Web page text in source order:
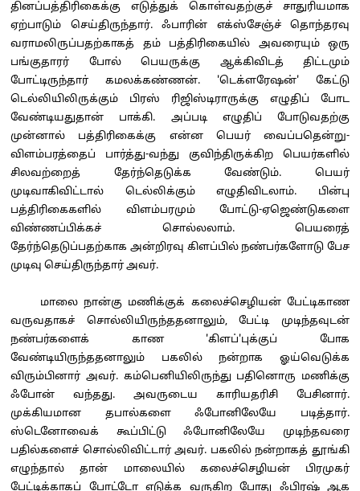
தினப்பத்திரிகைக்கு எடுத்துக் கொள்வதற்குச் சாதுரியமாக
ஏற்பாடும் செய்திருந்தார். ஃபாரின் எக்ஸ்சேஞ்ச் தொந்தரவு
வராமலிருப்பதற்காகத் தம் பத்திரிகையில் அவரையும் ஒரு
பங்குதாரர் போல் பெயருக்கு ஆக்கிவிடத் திட்டமும்
போட்டிருந்தார் கமலக்கண்ணன். 'டெக்ளரேஷன்' கேட்டு
டெல்லியிலிருக்கும் பிரஸ் ரிஜிஸ்டிராருக்கு எழுதிப் போட
வேண்டியதுதான் பாக்கி. அப்படி எழுதிப் போடுவதற்கு
முன்னால் பத்திரிகைக்கு என்ன பெயர் வைப்பதென்று-
விளம்பரத்தைப் பார்த்து-வந்து குவிந்திருக்கிற பெயர்களில்
சிலவற்றைத் தேர்ந்தெடுக்க வேண்டும். பெயர்
முடிவாகிவிட்டால் டெல்லிக்கும் எழுதிவிடலாம். பின்பு
பத்திரிகைகளில் விளம்பரமும் போட்டு-ஏஜெண்டுகளை
விண்ணப்பிக்கச் சொல்லலாம். பெயரைத்
தேர்ந்தெடுப்பதற்காக அன்றிரவு கிளப்பில் நண்பர்களோடு பேச
முடிவு செய்திருந்தார் அவர்.
மாலை நான்கு மணிக்குக் கலைச்செழியன் பேட்டிகாண
வருவதாகச் சொல்லியிருந்ததனாலும், பேட்டி முடிந்தவுடன்
நண்பர்களைக் காண 'கிளப்'புக்குப் போக
வேண்டியிருந்ததனாலும் பகலில் நன்றாக ஓய்வெடுக்க
விரும்பினார் அவர். கம்பெனியிலிருந்து பதினொரு மணிக்கு
ஃபோன் வந்தது. அவருடைய காரியதரிசி பேசினார்.
முக்கியமான தபால்களை ஃபோனிலேயே படித்தார்.
ஸ்டெனோவைக் கூப்பிட்டு ஃபோனிலேயே முடிந்தவரை
பதில்களைச் சொல்லிவிட்டார் அவர். பகலில் நன்றாகத் தூங்கி
எழுந்தால் தான் மாலையில் கலைச்செழியன் பிரமுகர்
பேட்டிக்காகப் போட்டோ எடுக்க வருகிற போது ஃபிரஷ் ஆக